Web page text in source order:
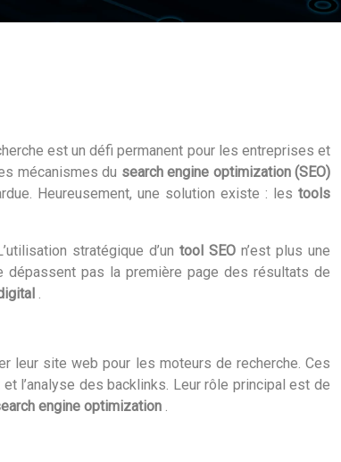
est un défi permanent pour les entreprises et
mécanismes du search engine optimization (SEO)
Heureusement, une solution existe : les tools
stratégique d’untool SEOn’est plus une
dépassent pas la première page des résultats de
.
leur site web pour les moteurs de recherche. Ces
l’analyse des backlinks. Leur rôle principal est de
engine optimization .